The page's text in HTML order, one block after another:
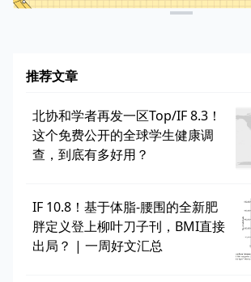
推荐文章
北协和学者再发一区Top/IF 8.3！
这个免费公开的全球学生健康调
查，到底有多好用？
IF 10.8！基于体脂-腰围的全新肥
胖定义登上柳叶刀子刊，BMI直接
出局？ | 一周好文汇总